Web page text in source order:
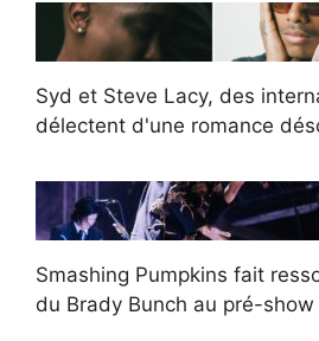
Syd et Steve Lacy, des
délectent d'une romance
Smashing Pumpkins fait
du Brady Bunch au pré-